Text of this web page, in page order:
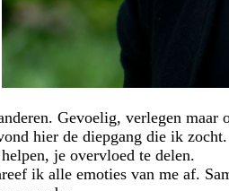
Gevoelig, verlegen maar
hier de diepgang die ik
je overvloed te delen.
ik alle emoties van me af.